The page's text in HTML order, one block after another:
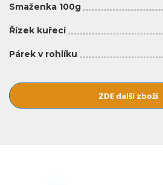
Smaženka 100g
Řízek kuřecí
Párek v rohlíku
ZDE další zboží